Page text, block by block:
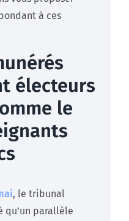
à ces
électeurs
le
, le tribunal
qu’un parallèle